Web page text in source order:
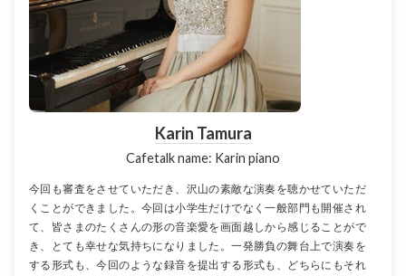
Karin Tamura
Cafetalk name: Karin piano
今回も審査をさせていただき、沢山の素敵な演奏を聴かせていただ
くことができました。今回は小学生だけでなく一般部門も開催され
て、皆さまのたくさんの形の音楽愛を画面越しから感じることがで
き、とても幸せな気持ちになりました。一発勝負の舞台上で演奏を
する形式も、今回のような録音を提出する形式も、どちらにもそれ